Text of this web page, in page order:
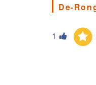
De-
1